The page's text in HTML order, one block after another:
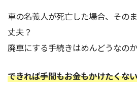
車の名義人が死亡した場合、その
丈夫？
廃車にする手続きはめんどうなの
できれば手間もお金もかけたくな